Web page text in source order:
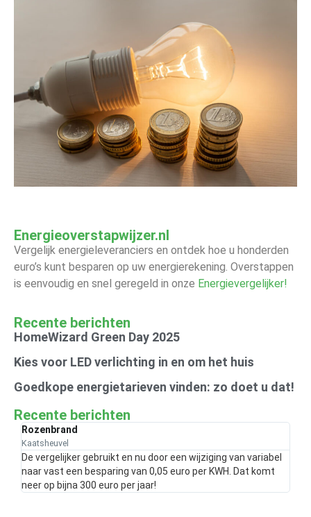
Energieoverstapwijzer.nl
Vergelijk energieleveranciers en ontdek hoe u honderden
euro’s kunt besparen op uw energierekening. Overstappen
is eenvoudig en snel geregeld in onze Energievergelijker!
Recente berichten
HomeWizard Green Day 2025
Kies voor LED verlichting in en om het huis
Goedkope energietarieven vinden: zo doet u dat!
Recente berichten
Rozenbrand
Kaatsheuvel
De vergelijker gebruikt en nu door een wijziging van variabel
naar vast een besparing van 0,05 euro per KWH. Dat komt
neer op bijna 300 euro per jaar!